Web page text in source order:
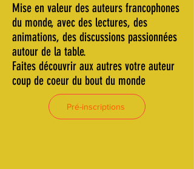
Mise en valeur des auteurs francophones
du monde, avec des lectures, des
animations, des discussions passionnées
autour de la table.
Faites découvrir aux autres votre auteur
coup de coeur du bout du monde
Pré-inscriptions